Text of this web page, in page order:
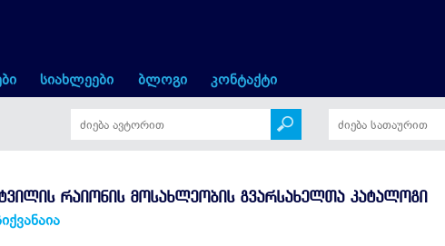
სიახლეები ბლოგი კონტაქტი
ᲠᲐᲘᲝᲜᲘᲡ ᲛᲝᲡᲐᲮᲚᲔᲝᲑᲘᲡ ᲒᲕᲐᲠᲡᲐᲮᲔᲚᲗᲐ ᲙᲐᲢᲐᲚᲝᲒᲘ